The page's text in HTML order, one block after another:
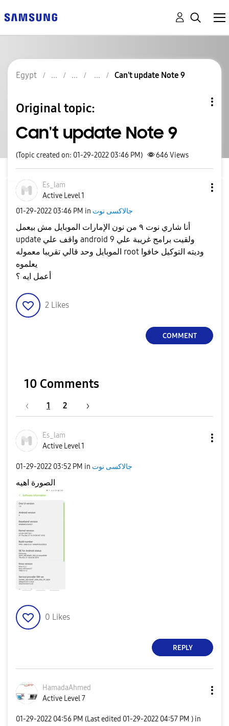
Egypt Can't update Note 9
Original topic:
Can't update Note 9
(Topic created on: 01-29-2022 03:46 PM) 646 Views
Es_lam
Active Level 1
‎01-29-2022 03:46 PM in جالاكسى نوت
أنا شاري نوت ٩ من نون الإمارات الموبايل مش بيعمل
update واقف علي android 9 ولقيت برامج غريبة علي
الموبايل وحد قالي تقريبا معموله root وديته التوكيل خافوا
2 Likes
COMMENT
10 Comments
1 2
Es_lam
Active Level 1
‎01-29-2022 03:52 PM in جالاكسى نوت
الصورة اهيه
0 Likes
REPLY
HamadaAhmed
Active Level 7
‎01-29-2022 04:56 PM (Last edited ‎01-29-2022 04:57 PM ) in